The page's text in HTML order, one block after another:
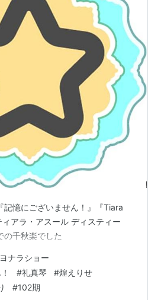
記憶にございません！』『Tiara
アラ・アスール ディスティー
の千秋楽でした
ナラショー
#礼真琴 #煌えりせ
#102期